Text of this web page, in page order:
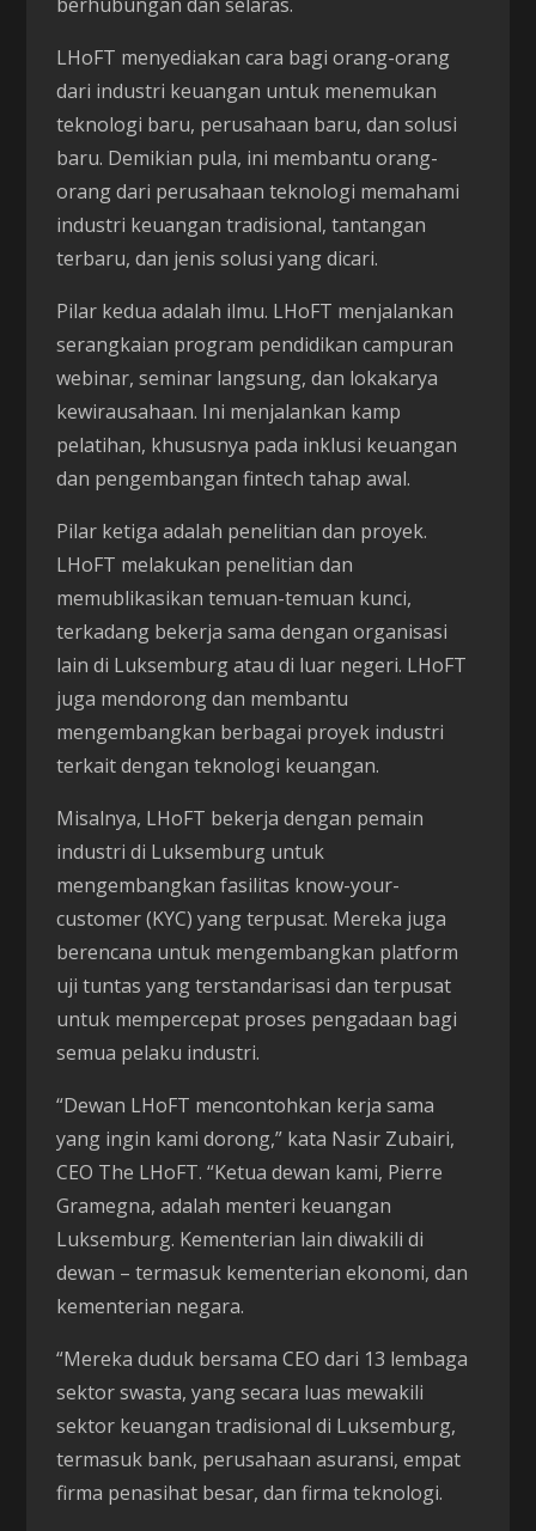
LHoFT menyediakan cara bagi orang-orang
dari industri keuangan untuk menemukan
teknologi baru, perusahaan baru, dan solusi
baru. Demikian pula, ini membantu orang-
orang dari perusahaan teknologi memahami
industri keuangan tradisional, tantangan
terbaru, dan jenis solusi yang dicari.
Pilar kedua adalah ilmu. LHoFT menjalankan
serangkaian program pendidikan campuran
webinar, seminar langsung, dan lokakarya
kewirausahaan. Ini menjalankan kamp
pelatihan, khususnya pada inklusi keuangan
dan pengembangan fintech tahap awal.
Pilar ketiga adalah penelitian dan proyek.
LHoFT melakukan penelitian dan
memublikasikan temuan-temuan kunci,
terkadang bekerja sama dengan organisasi
lain di Luksemburg atau di luar negeri. LHoFT
juga mendorong dan membantu
mengembangkan berbagai proyek industri
terkait dengan teknologi keuangan.
Misalnya, LHoFT bekerja dengan pemain
industri di Luksemburg untuk
mengembangkan fasilitas know-your-
customer (KYC) yang terpusat. Mereka juga
berencana untuk mengembangkan platform
uji tuntas yang terstandarisasi dan terpusat
untuk mempercepat proses pengadaan bagi
semua pelaku industri.
“Dewan LHoFT mencontohkan kerja sama
yang ingin kami dorong,” kata Nasir Zubairi,
CEO The LHoFT. “Ketua dewan kami, Pierre
Gramegna, adalah menteri keuangan
Luksemburg. Kementerian lain diwakili di
dewan – termasuk kementerian ekonomi, dan
kementerian negara.
“Mereka duduk bersama CEO dari 13 lembaga
sektor swasta, yang secara luas mewakili
sektor keuangan tradisional di Luksemburg,
termasuk bank, perusahaan asuransi, empat
firma penasihat besar, dan firma teknologi.